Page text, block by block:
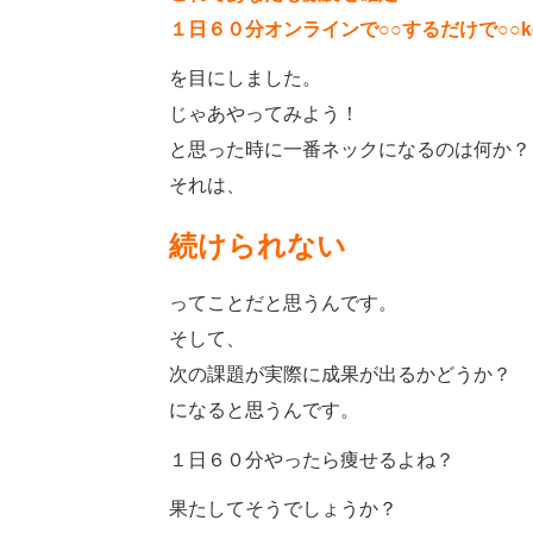
１日６０分オンラインで○○するだけで
を目にしました。
じゃあやってみよう！
と思った時に一番ネックになるのは何か？
それは、
続けられない
ってことだと思うんです。
そして、
次の課題が実際に成果が出るかどうか？
になると思うんです。
１日６０分やったら痩せるよね？
果たしてそうでしょうか？